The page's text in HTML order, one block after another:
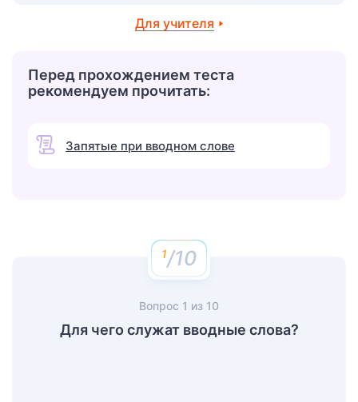
Для учителя
Перед прохождением теста
рекомендуем прочитать:
Запятые при вводном слове
/10
Вопрос 1 из 10
Для чего служат вводные слова?